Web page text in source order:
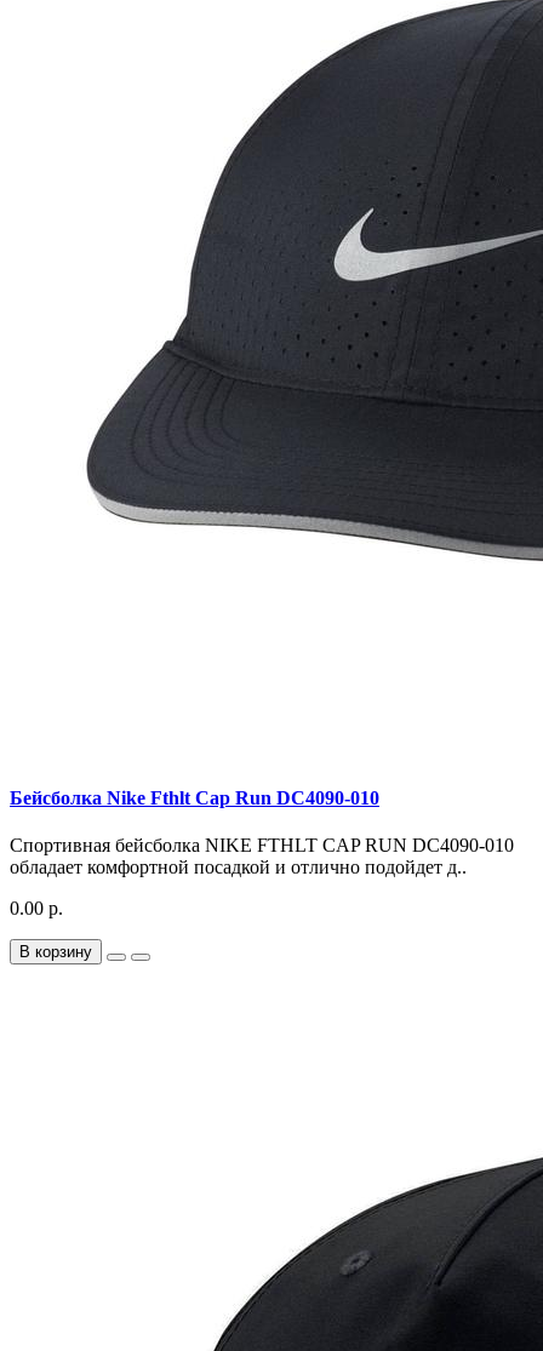
Бейсболка Nike Fthlt Cap Run DC4090-010
Спортивная бейсболка NIKE FTHLT CAP RUN DC4090-010
обладает комфортной посадкой и отлично подойдет д..
0.00 р.
В корзину